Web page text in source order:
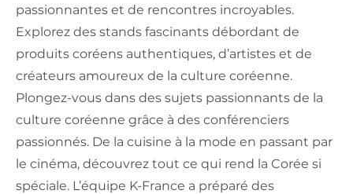
passionnantes et de rencontres incroyables.
Explorez des stands fascinants débordant de
produits coréens authentiques, d’artistes et de
créateurs amoureux de la culture coréenne.
Plongez-vous dans des sujets passionnants de la
culture coréenne grâce à des conférenciers
passionnés. De la cuisine à la mode en passant par
le cinéma, découvrez tout ce qui rend la Corée si
spéciale. L’équipe K-France a préparé des